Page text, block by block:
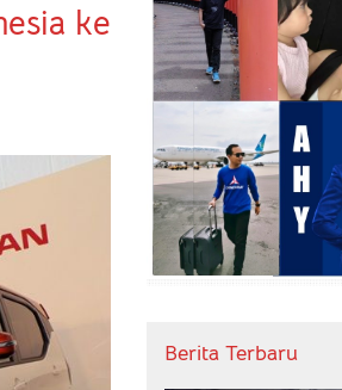
ke
Berita Terbaru